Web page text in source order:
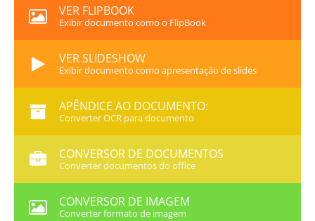
VER FLIPBOOK
Exibir documento como o FlipBook
VER SLIDESHOW
Exibir documento como apresentação de slides
APÊNDICE AO DOCUMENTO:
Converter OCR para documento
CONVERSOR DE DOCUMENTOS
Converter documentos do office
CONVERSOR DE IMAGEM
Converter formato de imagem